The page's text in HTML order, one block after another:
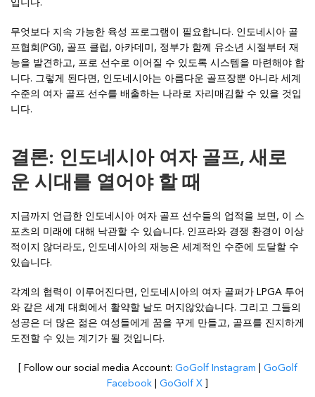
입니다.
무엇보다 지속 가능한 육성 프로그램이 필요합니다. 인도네시아 골
프협회(PGI), 골프 클럽, 아카데미, 정부가 함께 유소년 시절부터 재
능을 발견하고, 프로 선수로 이어질 수 있도록 시스템을 마련해야 합
니다. 그렇게 된다면, 인도네시아는 아름다운 골프장뿐 아니라 세계
수준의 여자 골프 선수를 배출하는 나라로 자리매김할 수 있을 것입
니다.
결론: 인도네시아 여자 골프, 새로
운 시대를 열어야 할 때
지금까지 언급한 인도네시아 여자 골프 선수들의 업적을 보면, 이 스
포츠의 미래에 대해 낙관할 수 있습니다. 인프라와 경쟁 환경이 이상
적이지 않더라도, 인도네시아의 재능은 세계적인 수준에 도달할 수
있습니다.
각계의 협력이 이루어진다면, 인도네시아의 여자 골퍼가 LPGA 투어
와 같은 세계 대회에서 활약할 날도 머지않았습니다. 그리고 그들의
성공은 더 많은 젊은 여성들에게 꿈을 꾸게 만들고, 골프를 진지하게
도전할 수 있는 계기가 될 것입니다.
[ Follow our social media Account: GoGolf Instagram
GoGolf
Facebook
GoGolf X